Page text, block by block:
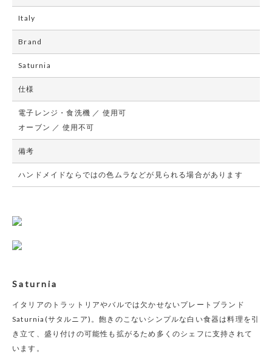
Italy
Brand
Saturnia
仕様
電子レンジ・食洗機 ／ 使用可
オーブン ／ 使用不可
備考
ハンドメイドならではの色ムラなどが見られる場合があります
Saturnia
イタリアのトラットリアやバルでは欠かせないプレートブランド
Saturnia(サタルニア)。飽きのこないシンプルな白い食器は料理を引
き立て、盛り付けの可能性も拡がるため多くのシェフに支持されて
います。